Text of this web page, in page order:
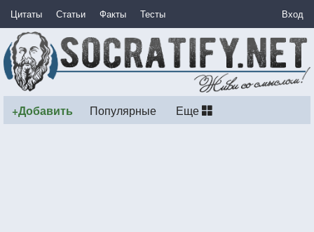
Цитаты Статьи Факты Тесты Вход
+Добавить Популярные Еще